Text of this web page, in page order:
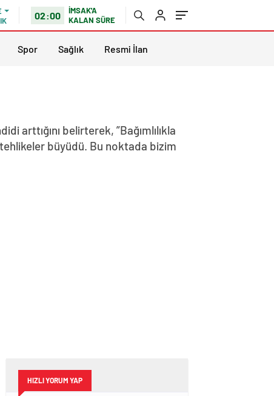
02:00
İMSAK'A
KALAN SÜRE
Spor Sağlık Resmi İlan
arttığını belirterek, ”Bağımlılıkla
büyüdü. Bu noktada bizim
HIZLI YORUM YAP